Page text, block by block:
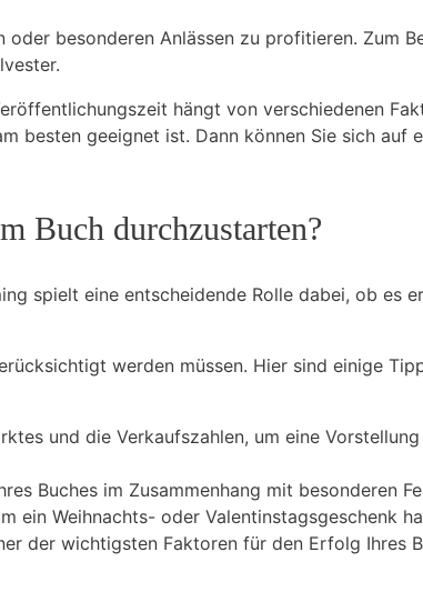
besonderen Anlässen zu profitieren. Zum
hängt von verschiedenen
besten geeignet ist. Dann können Sie sich auf
Buch durchzustarten?
spielt eine entscheidende Rolle dabei, ob es
werden müssen. Hier sind einige
und die Verkaufszahlen, um eine
Buches im Zusammenhang mit besonderen
ein Weihnachts- oder Valentinstagsgeschenk
der wichtigsten Faktoren für den Erfolg Ihres